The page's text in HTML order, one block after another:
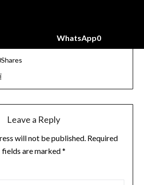
WhatsApp0
Shares
Leave a Reply
will not be published. Required
fields are marked*